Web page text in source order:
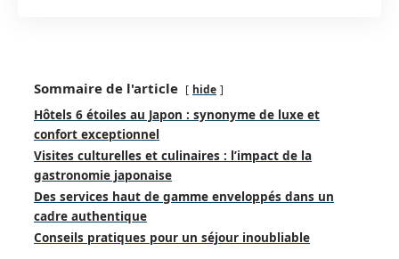
Sommaire de l'article hide
Hôtels 6 étoiles au Japon : synonyme de luxe et
confort exceptionnel
Visites culturelles et culinaires : l’impact de la
gastronomie japonaise
Des services haut de gamme enveloppés dans un
cadre authentique
Conseils pratiques pour un séjour inoubliable